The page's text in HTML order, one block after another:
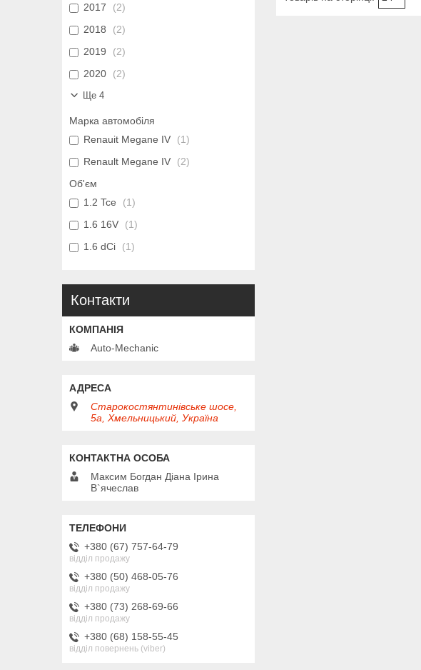
2017
2
2018
2
2019
2
2020
2
Ще 4
Марка автомобіля
Renauit Megane IV
1
Renault Megane IV
2
Об'єм
1.2 Tce
1
1.6 16V
1
1.6 dCi
1
Контакти
Auto-Mechanic
Старокостянтинівське шосе,
5а, Хмельницький, Україна
Максим Богдан Діана Ірина
В`ячеслав
+380 (67) 757-64-79
відділ продажу
+380 (50) 468-05-76
відділ продажу
+380 (73) 268-69-66
відділ продажу
+380 (68) 158-55-45
відділ повернень (viber)